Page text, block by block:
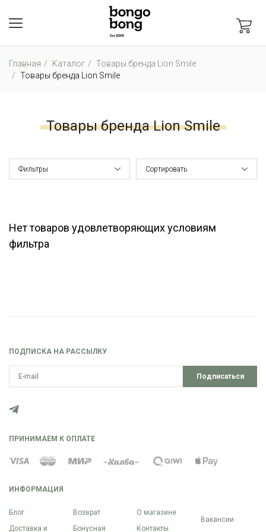
Главная Каталог
Товары бренда Lion Smile
Товары бренда Lion Smile
Товары бренда Lion Smile
Фильтры Сортировать
Нет товаров удовлетворяющих условиям
фильтра
ИНФОРМАЦИЯ
Блог
Доставка и
Возврат
Бонусная
О магазине
Контакты
Вакансии
ПОДПИСКА НА РАССЫЛКУ
Подписаться
ПРИНИМАЕМ К ОПЛАТЕ